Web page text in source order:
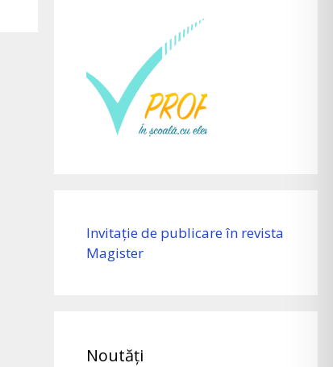
Invitație de publicare în revista
Magister
Noutăți